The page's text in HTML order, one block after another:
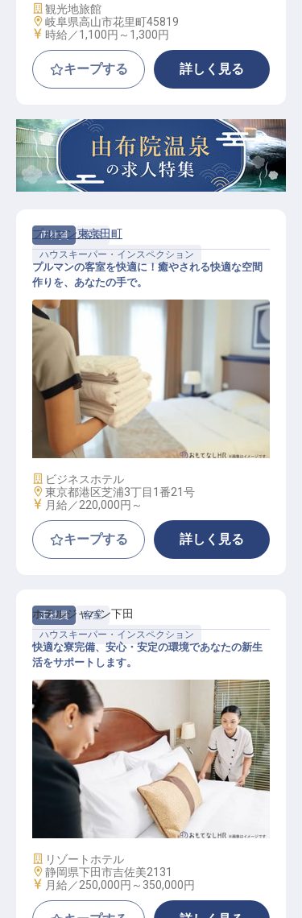
施設業態
観光地旅館
勤務地
岐阜県高山市花里町45819
給与
時給／1,100円～ 1,300円
キープする 詳しく見る
正社員
客室
ハウスキーパー・インスペクション
ハウスキーピング アテンダント
プルマン東京田町
プルマンの客室を快適に！癒やされる快適な空間
作りを、あなたの手で。
施設業態
ビジネスホテル
勤務地
東京都港区芝浦3丁目1番21号
給与
月給／220,000円～
キープする 詳しく見る
正社員
客室
ハウスキーパー・インスペクション
客室清掃
ホテルジャパン下田
快適な寮完備、安心・安定の環境であなたの新生
活をサポートします。
施設業態
リゾートホテル
勤務地
静岡県下田市吉佐美2131
給与
月給／250,000円～ 350,000円